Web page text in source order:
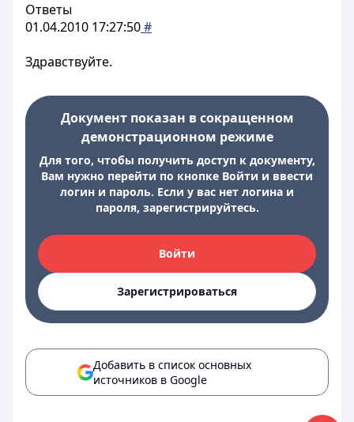
Ответы
01.04.2010 17:27:50#
Здравствуйте.
Документ показан в сокращенном
демонстрационном режиме
Для того, чтобы получить доступ к документу,
Вам нужно перейти по кнопке Войти и ввести
логин и пароль. Если у вас нет логина и
пароля, зарегистрируйтесь.
Войти
Зарегистрироваться
Добавить в список основных
источников в Google